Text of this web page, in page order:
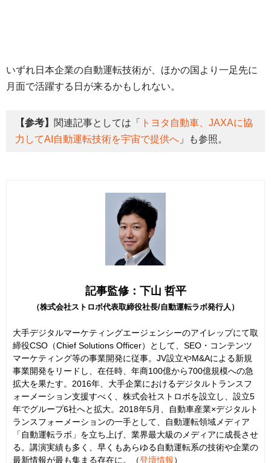
いずれ日本企業の自動運転技術が、ほかの国より一足先に
月面で活躍する日が来るかもしれない。
【参考】 関連記事としては「
トヨタ自動車、JAXAに協
力してAI自動運転技術を宇宙で提供へ 」も参照。
記事監修：下山 哲平
（株式会社ストロボ代表取締役社長/自動運転ラボ発行人）
大手デジタルマーケティングエージェンシーのアイレップにて取
締役CSO（Chief Solutions Officer）として、SEO・コンテンツ
マーケティング等の事業開発に従事。JV設立やM&Aによる新規
事業開発をリードし、在任時、年商100億から700億規模への急
拡大を果たす。2016年、大手企業におけるデジタルトランスフ
ォーメーション支援すべく、株式会社ストロボを設立し、設立5
年でグループ6社へと拡大。2018年5月、自動車産業×デジタルト
ランスフォーメーションの一手として、自動運転領域メディア
「自動運転ラボ」を立ち上げ、業界最大級のメディアに成長させ
る。講演実績も多く、早くもあらゆる自動運転系の技術や企業の
最新情報が最も集まる存在に。（登壇情報）